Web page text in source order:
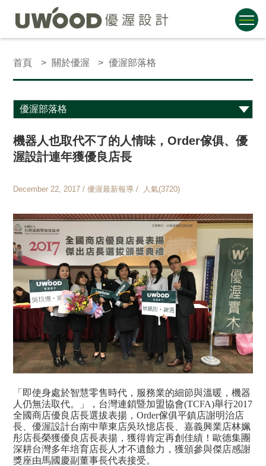
首頁 關於優渥 優渥部落格
機器人也取代不了的人情味，Order傢俱、優
渥設計連年獲優良店長
December 22, 2017 / 優渥最新報導 / 人氣(3720)
「即使身處於智慧零售時代，服務業的細節與溫暖，機器
人仍無法取代。」，台灣連鎖暨加盟協會(TCFA)舉行2017
全國商店優良店長選拔表揚，Order傢俱平鎮店謝明治店
長、優渥設計台南中華東店吳玖憶店長、嘉義興業店林姵
彤店長榮獲優良店長表揚，獲得肯定再創佳績！歐德集團
深耕台灣多年培育店長人才不遺餘力，獲頒參與傑店感謝
獎座由馬國慶副董事長代表接受。